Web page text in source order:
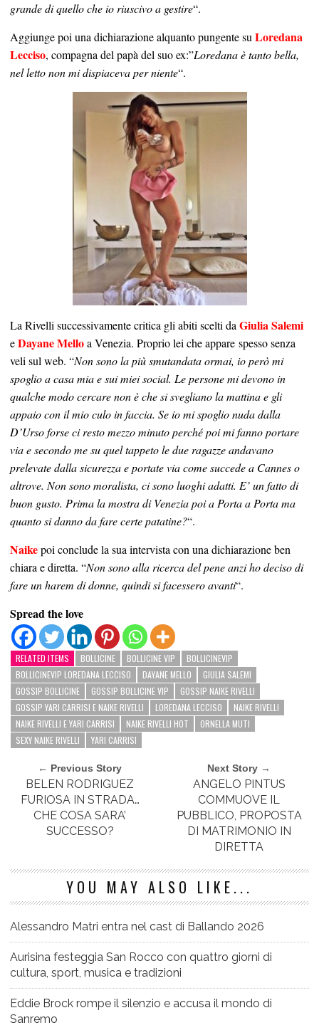
grande di quello che io riuscivo a gestire“.
Aggiunge poi una dichiarazione alquanto pungente suLoredana
Lecciso, compagna del papà del suo ex:”Loredana è tanto bella,
nel letto non mi dispiaceva per niente“.
La Rivelli successivamente critica gli abiti scelti daGiulia Salemi
eDayane Melloa Venezia. Proprio lei che appare spesso senza
veli sul web. “Non sono la più smutandata ormai, io però mi
spoglio a casa mia e sui miei social. Le persone mi devono in
qualche modo cercare non è che si svegliano la mattina e gli
appaio con il mio culo in faccia. Se io mi spoglio nuda dalla
D’Urso forse ci resto mezzo minuto perché poi mi fanno portare
via e secondo me su quel tappeto le due ragazze andavano
prelevate dalla sicurezza e portate via come succede a Cannes o
altrove. Non sono moralista, ci sono luoghi adatti. E’ un fatto di
buon gusto. Prima la mostra di Venezia poi a Porta a Porta ma
quanto si danno da fare certe patatine?“.
Naikepoi conclude la sua intervista con una dichiarazione ben
chiara e diretta. “Non sono alla ricerca del pene anzi ho deciso di
fare un harem di donne, quindi si facessero avanti“.
Spread the love
RELATED ITEMS BOLLICINE BOLLICINE VIP
BOLLICINEVIP
BOLLICINEVIP LOREDANA LECCISO
DAYANE MELLO
GIULIA SALEMI
GOSSIP BOLLICINE
GOSSIP BOLLICINE VIP
GOSSIP NAIKE RIVELLI
GOSSIP YARI CARRISI E NAIKE RIVELLI
LOREDANA LECCISO
NAIKE RIVELLI
NAIKE RIVELLI E YARI CARRISI
NAIKE RIVELLI HOT
ORNELLA MUTI
SEXY NAIKE RIVELLI
YARI CARRISI
← Previous Story
BELEN RODRIGUEZ
FURIOSA IN STRADA…
CHE COSA SARA’
SUCCESSO?
Next Story →
ANGELO PINTUS
COMMUOVE IL
PUBBLICO, PROPOSTA
DI MATRIMONIO IN
DIRETTA
YOU MAY ALSO LIKE...
Alessandro Matri entra nel cast di Ballando 2026
Aurisina festeggia San Rocco con quattro giorni di
cultura, sport, musica e tradizioni
Eddie Brock rompe il silenzio e accusa il mondo di
Sanremo